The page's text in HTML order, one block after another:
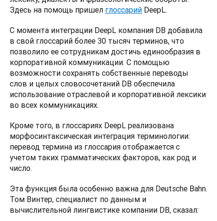
Здесь на помощь пришел глоссарий DeepL.
С момента интеграции DeepL компания DB добавила
в свой глоссарий более 30 тысяч терминов, что
позволило ее сотрудникам достичь единообразия в
корпоративной коммуникации. С помощью
возможности сохранять собственные переводы
слов и целых словосочетаний DB обеспечила
использование отраслевой и корпоративной лексики
во всех коммуникациях.
Кроме того, в глоссариях DeepL реализована
морфосинтаксическая интеграция терминологии:
перевод термина из глоссария отображается с
учетом таких грамматических факторов, как род и
число.
Эта функция была особенно важна для Deutsche Bahn.
Том Винтер, специалист по данным и
вычислительной лингвистике компании DB, сказал: